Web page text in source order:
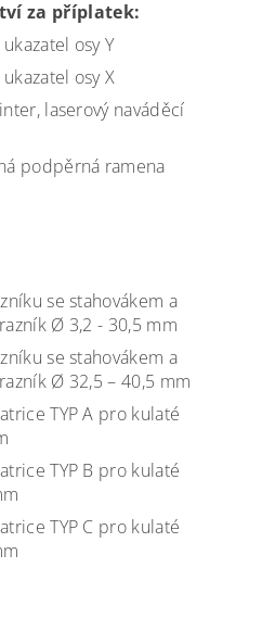
za příplatek:
osy Y
osy X
laserový naváděcí
podpěrná ramena
se stahovákem a
Ø 3,2 - 30,5 mm
se stahovákem a
Ø 32,5 – 40,5 mm
TYP A pro kulaté
TYP B pro kulaté
TYP C pro kulaté